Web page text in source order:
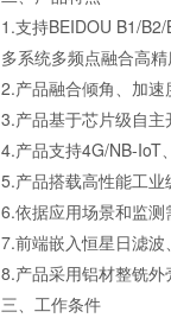
1.支持BEIDOU B1/
多系统多频点融合高
2.产品融合倾角、加
3.产品基于芯片级自
4.产品支持4G/NB-IoT
5.产品搭载高性能工
6.依据应用场景和监
7.前端嵌入恒星日滤
8.产品采用铝材整铣
三、工作条件